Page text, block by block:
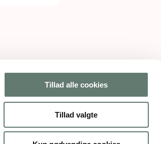
Tillad alle cookies
Tillad valgte